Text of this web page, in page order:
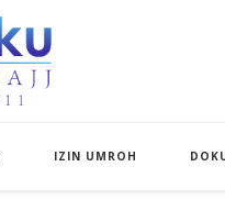
IZIN UMROH